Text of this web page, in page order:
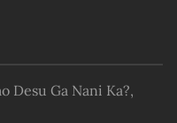
Desu Ga Nani Ka?,